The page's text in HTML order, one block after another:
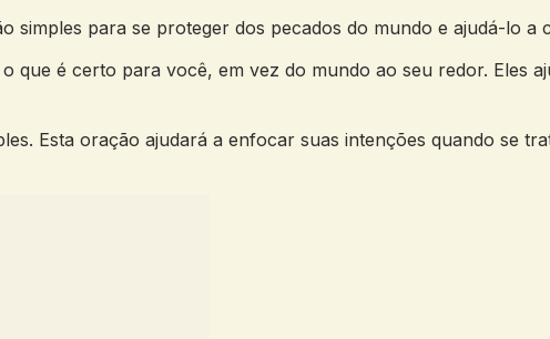
simples para se proteger dos pecados do mundo e ajudá-lo a
que é certo para você, em vez do mundo ao seu redor. Eles
Esta oração ajudará a enfocar suas intenções quando se